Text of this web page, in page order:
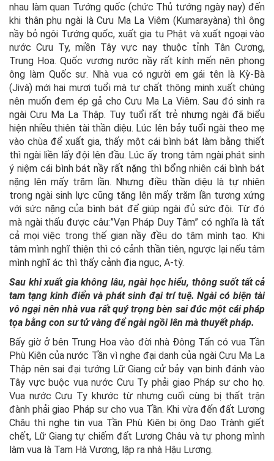
nhau làm quan Tướng quốc (chức Thủ tướng ngày nay) đến
khi thân phụ ngài là Cưu Ma La Viêm (Kumarayàna) thì ông
nầy bỏ ngôi Tướng quốc, xuất gia tu Phật và xuất ngoại vào
nước Cưu Ty, miền Tây vực nay thuộc tỉnh Tân Cương,
Trung Hoa. Quốc vương nước nầy rất kính mến nên phong
ông làm Quốc sư. Nhà vua có người em gái tên là Kỳ-Bà
(Jivà) mới hai mươi tuổi mà tư chất thông minh xuất chúng
nên muốn đem ép gả cho Cưu Ma La Viêm. Sau đó sinh ra
ngài Cưu Ma La Thập. Tuy tuổi rất trẻ nhưng ngài đã biểu
hiện nhiều thiên tài thần diệu. Lúc lên bảy tuổi ngài theo mẹ
vào chùa để xuất gia, thấy một cái bình bát làm bằng thiết
thì ngài liền lấy đội lên đầu. Lúc ấy trong tâm ngài phát sinh
ý niệm cái bình bát nầy rất nặng thì bổng nhiên cái bình bát
nặng lên mấy trăm lần. Nhưng điều thần diệu là tự nhiên
trong ngài sinh lực cũng tăng lên mấy trăm lần tương xứng
với sức nặng của bình bát để giúp ngài đủ sức đội. Từ đó
mà ngài thấu được câu:”Vạn Pháp Duy Tâm” có nghĩa là tất
cả mọi việc trong thế gian nầy đều do tâm mình tạo. Khi
tâm mình nghĩ thiện thì có cảnh thần tiên, ngược lại nếu tâm
mình nghĩ ác thì thấy cảnh địa ngục, A-tỳ.
Sau khi xuất gia không lâu, ngài học hiểu, thông suốt tất cả
tam tạng kinh điển và phát sinh đại trí tuệ. Ngài có biện tài
vô ngại nên nhà vua rất quý trọng bèn sai đúc một cái pháp
tọa bằng con sư tử vàng để ngài ngồi lên mà thuyết pháp.
Bấy giờ ở bên Trung Hoa vào đời nhà Đông Tấn có vua Tần
Phù Kiên của nước Tần vì nghe đại danh của ngài Cưu Ma La
Thập nên sai đại tướng Lữ Giang cử bảy vạn binh đánh vào
Tây vực buộc vua nước Cưu Ty phải giao Pháp sư cho họ.
Vua nước Cưu Ty khước từ nhưng cuối cùng bị thất trận
đành phải giao Pháp sư cho vua Tần. Khi vừa đến đất Lương
Châu thì nghe tin vua Tần Phù Kiên bị ông Dao Trành giết
chết, Lữ Giang tự chiếm đất Lương Châu và tự phong mình
làm vua là Tam Hà Vương, lập ra nhà Hậu Lương.